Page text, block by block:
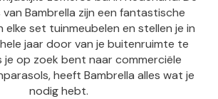
Bambrella zijn een fantastische
elke set tuinmeubelen en stellen je in
jaar door van je buitenruimte te
je op zoek bent naar commerciële
heeft Bambrella alles wat je
nodig hebt.